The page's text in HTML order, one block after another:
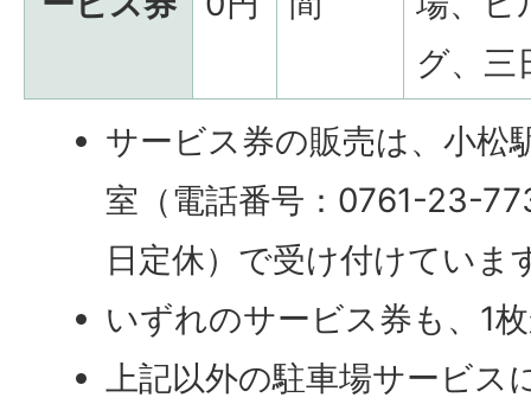
グ、三
サービス券の販売は、小松
室（電話番号：0761-23-
日定休）で受け付けていま
いずれのサービス券も、1
上記以外の駐車場サービス